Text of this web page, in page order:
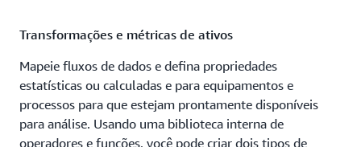
Transformações e métricas de ativos
Mapeie fluxos de dados e defina propriedades
estatísticas ou calculadas e para equipamentos e
processos para que estejam prontamente disponíveis
para análise. Usando uma biblioteca interna de
operadores e funções, você pode criar dois tipos de